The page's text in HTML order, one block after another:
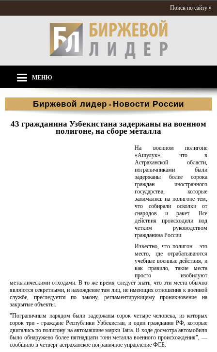
Поиск по сайту »
МЕНЮ
Биржевой лидер » Новости России
43 гражданина Узбекистана задержаны на военном
полигоне, на сборе металла
На военном полигоне
«Ашулук», что в
Астраханской области,
пограничниками были
задержаны более сорока
граждан иностранного
государства, которые
занимались на полигоне тем,
что собирали осколки от
снарядов и ракет. Все
действия происходили под
четким руководством
гражданина России.
Известно, что полигон - это
место, где отрабатываются
учебные военные действия, и
как правило, такие места
просто изобилуют
металлическими отходами. В то же время следует знать, что эти места обычно
являются секретными, и нахождение там лиц, не имеющих отношения к военной
службе, преследуется по закону, регламентирующему проникновение на
закрытые объекты.
"Пограничным нарядом были задержаны сорок четыре человека, из которых
сорок три - граждане Республики Узбекистан, и один гражданин РФ, которые
двигались по полигону на автомашине марки Tatra. В ходе досмотра автомобиля
было обнаружено более пятнадцати тонн металла военного происхождения", —
сообщило в четверг астраханское пограничное управление ФСБ.